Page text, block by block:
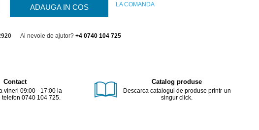
ADAUGA IN COS LA COMANDA
Ai nevoie de ajutor? +4 0740 104 725
Contact
vineri 09:00 - 17:00 la
0740 104 725.
Catalog produse
Descarca catalogul de produse printr-un
singur click.